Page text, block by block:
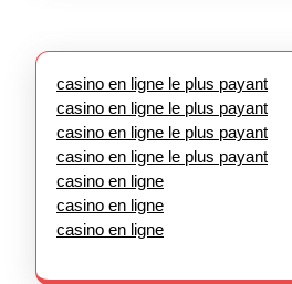
casino en ligne le plus payant
casino en ligne le plus payant
casino en ligne le plus payant
casino en ligne le plus payant
casino en ligne
casino en ligne
casino en ligne